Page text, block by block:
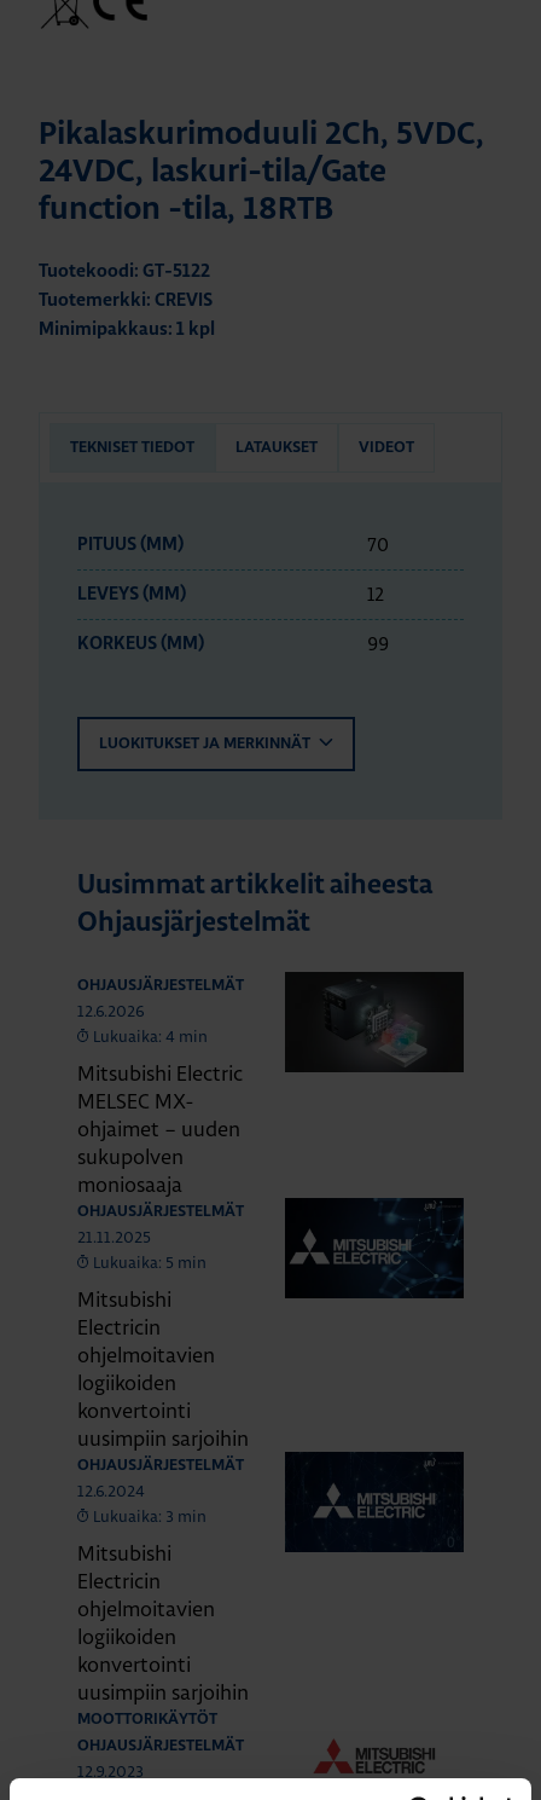
Pikalaskurimoduuli 2Ch, 5VDC,
24VDC, laskuri-tila/Gate
function -tila, 18RTB
Tuotekoodi: GT-5122
Tuotemerkki: CREVIS
Minimipakkaus: 1 kpl
TEKNISET TIEDOT LATAUKSET VIDEOT
PITUUS (MM) 70
LEVEYS (MM) 12
KORKEUS (MM) 99
LUOKITUKSET JA MERKINNÄT
Uusimmat artikkelit aiheesta
Ohjausjärjestelmät
OHJAUSJÄRJESTELMÄT
12.6.2026
Lukuaika: 4 min
Mitsubishi Electric
MELSEC MX-
ohjaimet – uuden
sukupolven
moniosaaja
OHJAUSJÄRJESTELMÄT
21.11.2025
Lukuaika: 5 min
Mitsubishi
Electricin
ohjelmoitavien
logiikoiden
konvertointi
uusimpiin sarjoihin
OHJAUSJÄRJESTELMÄT
12.6.2024
Lukuaika: 3 min
Mitsubishi
Electricin
ohjelmoitavien
logiikoiden
konvertointi
uusimpiin sarjoihin
MOOTTORIKÄYTÖT
OHJAUSJÄRJESTELMÄT
12.9.2023